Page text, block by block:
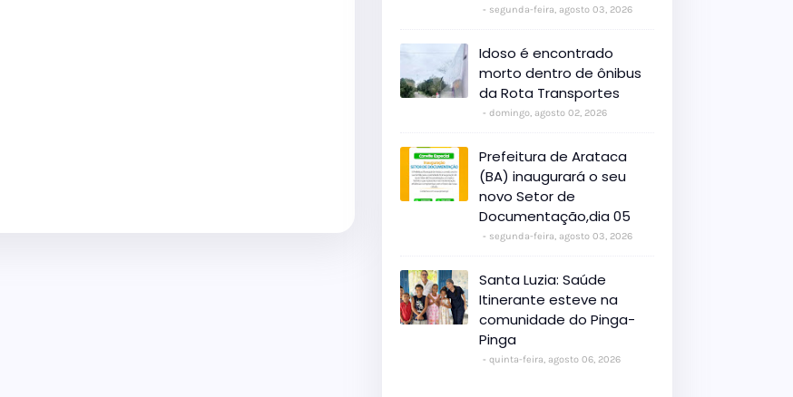
segunda-feira, agosto 03, 2026
Idoso é encontrado
morto dentro de ônibus
da Rota Transportes
domingo, agosto 02, 2026
Prefeitura de Arataca
(BA) inaugurará o seu
novo Setor de
Documentação,dia 05
segunda-feira, agosto 03, 2026
Santa Luzia: Saúde
Itinerante esteve na
comunidade do Pinga-
Pinga
quinta-feira, agosto 06, 2026